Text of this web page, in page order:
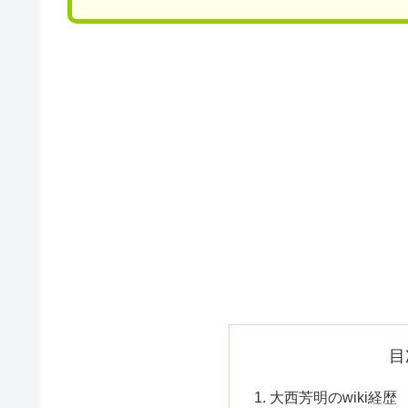
大西芳明のwiki経歴